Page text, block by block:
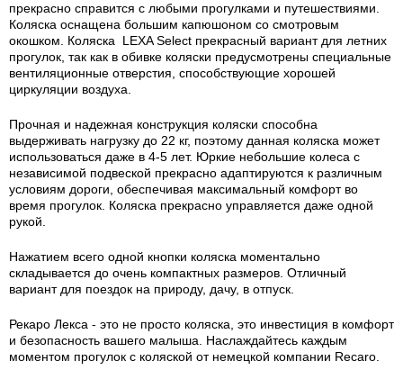
прекрасно справится с любыми прогулками и путешествиями.
Коляска оснащена большим капюшоном со смотровым
окошком. Коляска LEXA Select прекрасный вариант для летних
прогулок, так как в обивке коляски предусмотрены специальные
вентиляционные отверстия, способствующие хорошей
циркуляции воздуха.
Прочная и надежная конструкция коляски способна
выдерживать нагрузку до 22 кг, поэтому данная коляска может
использоваться даже в 4-5 лет. Юркие небольшие колеса с
независимой подвеской прекрасно адаптируются к различным
условиям дороги, обеспечивая максимальный комфорт во
время прогулок. Коляска прекрасно управляется даже одной
рукой.
Нажатием всего одной кнопки коляска моментально
складывается до очень компактных размеров. Отличный
вариант для поездок на природу, дачу, в отпуск.
Рекаро Лекса - это не просто коляска, это инвестиция в комфорт
и безопасность вашего малыша. Наслаждайтесь каждым
моментом прогулок с коляской от немецкой компании Recaro.